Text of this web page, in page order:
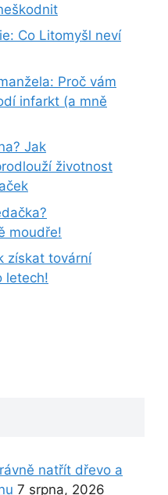
Co Litomyšl neví
Proč vám
infarkt (a mně
Jak
životnost
moudře!
získat tovární
letech!
natřít dřevo a
7 srpna, 2026